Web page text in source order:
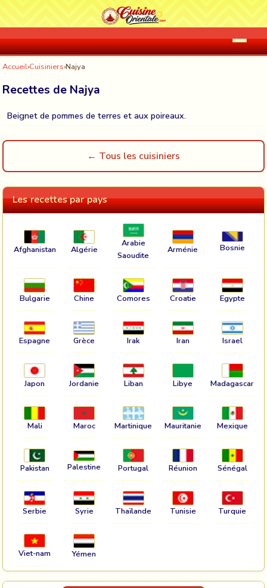
Accueil›Cuisiniers›Najya
Recettes de Najya
Beignet de pommes de terres et aux poireaux.
← Tous les cuisiniers
Les recettes par pays
Afghanistan Algérie
Arabie
Saoudite
Arménie Bosnie
Bulgarie Chine Comores Croatie Egypte
Espagne Grèce Irak Iran Israel
Japon Jordanie Liban Libye Madagascar
Mali Maroc Martinique Mauritanie Mexique
Pakistan Palestine Portugal Réunion Sénégal
Serbie Syrie Thaïlande Tunisie Turquie
Viet-nam Yémen